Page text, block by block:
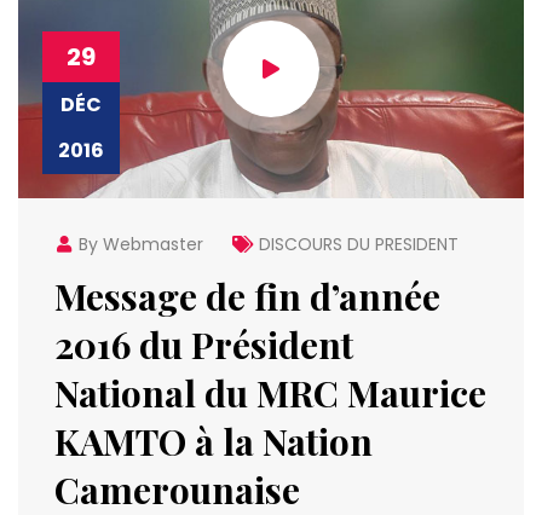
29
DÉC
2016
By Webmaster DISCOURS DU PRESIDENT
Message de fin d’année
2016 du Président
National du MRC Maurice
KAMTO à la Nation
Camerounaise